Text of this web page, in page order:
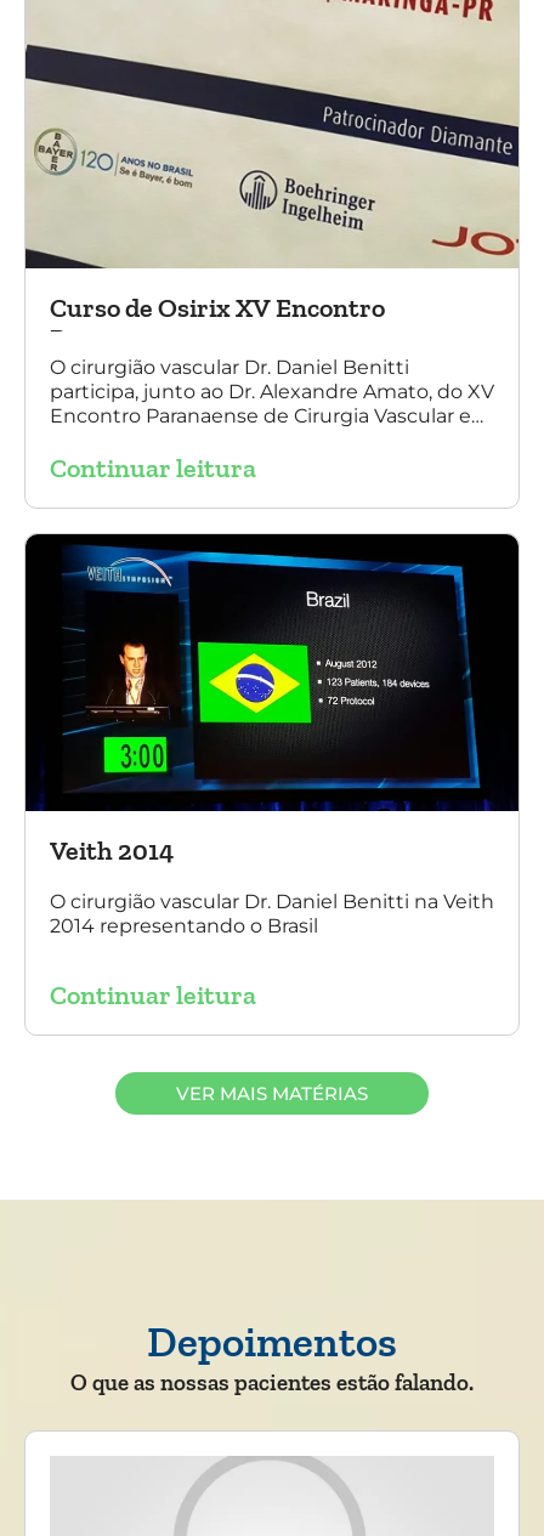
Curso de Osirix XV Encontro
Paranaense
O cirurgião vascular Dr. Daniel Benitti
participa, junto ao Dr. Alexandre Amato, do XV
Encontro Paranaense de Cirurgia Vascular e
Continuar leitura
Veith 2014
O cirurgião vascular Dr. Daniel Benitti na Veith
2014 representando o Brasil
Continuar leitura
VER MAIS MATÉRIAS
Depoimentos
O que as nossas pacientes estão falando.